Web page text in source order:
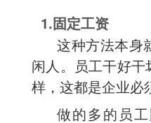
1.固定工资
这种方法本身
闲人。员工干好干
样，这都是企业必
做的多的员